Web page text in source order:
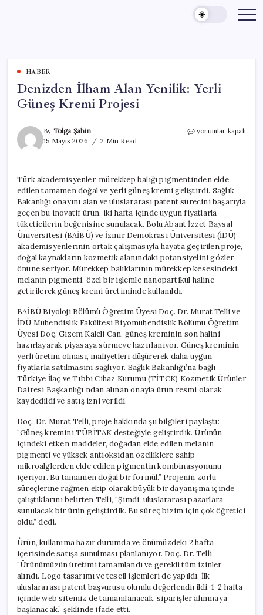
content
HABER
Denizden İlham Alan Yenilik: Yerli
Güneş Kremi Projesi
By Tolga Şahin
15 Mayıs 2026
2 Min Read
Denizden
Güneş
Kremi
Projesi
için
yorumlar kapalı
Türk akademisyenler, mürekkep balığı pigmentinden elde
edilen tamamen doğal ve yerli güneş kremi geliştirdi. Sağlık
Bakanlığı onayını alan ve uluslararası patent sürecini başarıyla
geçen bu inovatif ürün, iki hafta içinde uygun fiyatlarla
tüketicilerin beğenisine sunulacak. Bolu Abant İzzet Baysal
Üniversitesi (BAİBÜ) ve İzmir Demokrasi Üniversitesi (İDÜ)
akademisyenlerinin ortak çalışmasıyla hayata geçirilen proje,
doğal kaynakların kozmetik alanındaki potansiyelini gözler
önüne seriyor. Mürekkep balıklarının mürekkep kesesindeki
melanin pigmenti, özel bir işlemle nanopartikül haline
getirilerek güneş kremi üretiminde kullanıldı.
BAİBÜ Biyoloji Bölümü Öğretim Üyesi Doç. Dr. Murat Telli ve
İDÜ Mühendislik Fakültesi Biyomühendislik Bölümü Öğretim
Üyesi Doç. Gizem Kaleli Can, güneş kreminin son halini
hazırlayarak piyasaya sürmeye hazırlanıyor. Güneş kreminin
yerli üretim olması, maliyetleri düşürerek daha uygun
fiyatlarla satılmasını sağlıyor. Sağlık Bakanlığı’na bağlı
Türkiye İlaç ve Tıbbi Cihaz Kurumu (TİTCK) Kozmetik Ürünler
Dairesi Başkanlığı’ndan alınan onayla ürün resmi olarak
kaydedildi ve satış izni verildi.
Doç. Dr. Murat Telli, proje hakkında şu bilgileri paylaştı:
“Güneş kremini TÜBİTAK desteğiyle geliştirdik. Ürünün
içindeki etken maddeler, doğadan elde edilen melanin
pigmenti ve yüksek antioksidan özelliklere sahip
mikroalglerden elde edilen pigmentin kombinasyonunu
içeriyor. Bu tamamen doğal bir formül.” Projenin zorlu
süreçlerine rağmen ekip olarak büyük bir dayanışma içinde
çalıştıklarını belirten Telli, “Şimdi, uluslararası pazarlara
sunulacak bir ürün geliştirdik. Bu süreç bizim için çok öğretici
oldu.” dedi.
Ürün, kullanıma hazır durumda ve önümüzdeki 2 hafta
içerisinde satışa sunulması planlanıyor. Doç. Dr. Telli,
“Ürünümüzün üretimi tamamlandı ve gerekli tüm izinler
alındı. Logo tasarımı ve tescil işlemleri de yapıldı. İlk
uluslararası patent başvurusu olumlu değerlendirildi. 1-2 hafta
içinde web sitemiz de tamamlanacak, siparişler alınmaya
başlanacak.” şeklinde ifade etti.